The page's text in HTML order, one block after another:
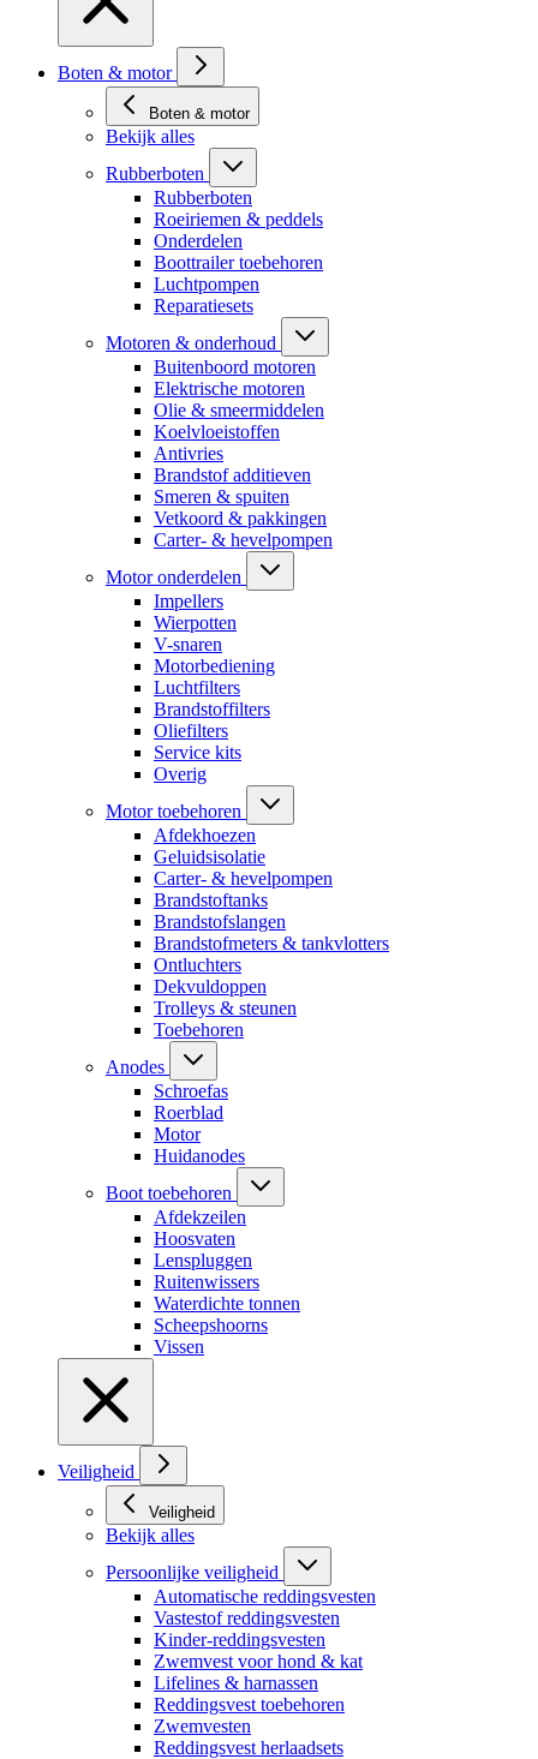
Boten & motor
Boten & motor
Bekijk alles
Rubberboten
Rubberboten
Roeiriemen & peddels
Onderdelen
Boottrailer toebehoren
Luchtpompen
Reparatiesets
Motoren & onderhoud
Buitenboord motoren
Elektrische motoren
Olie & smeermiddelen
Koelvloeistoffen
Antivries
Brandstof additieven
Smeren & spuiten
Vetkoord & pakkingen
Carter- & hevelpompen
Motor onderdelen
Impellers
Wierpotten
V-snaren
Motorbediening
Luchtfilters
Brandstoffilters
Oliefilters
Service kits
Overig
Motor toebehoren
Afdekhoezen
Geluidsisolatie
Carter- & hevelpompen
Brandstoftanks
Brandstofslangen
Brandstofmeters & tankvlotters
Ontluchters
Dekvuldoppen
Trolleys & steunen
Toebehoren
Anodes
Schroefas
Roerblad
Motor
Huidanodes
Boot toebehoren
Afdekzeilen
Hoosvaten
Lenspluggen
Ruitenwissers
Waterdichte tonnen
Scheepshoorns
Vissen
Veiligheid
Veiligheid
Bekijk alles
Persoonlijke veiligheid
Automatische reddingsvesten
Vastestof reddingsvesten
Kinder-reddingsvesten
Zwemvest voor hond & kat
Lifelines & harnassen
Reddingsvest toebehoren
Zwemvesten
Reddingsvest herlaadsets